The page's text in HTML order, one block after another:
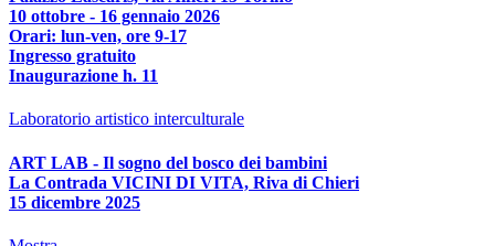
10 ottobre - 16 gennaio 2026
Orari: lun-ven, ore 9-17
Ingresso gratuito
Inaugurazione h. 11
Laboratorio artistico interculturale
ART LAB - Il sogno del bosco dei bambini
La Contrada VICINI DI VITA, Riva di Chieri
15 dicembre 2025